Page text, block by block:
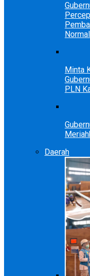
Normal
Minta
PLN
Daerah